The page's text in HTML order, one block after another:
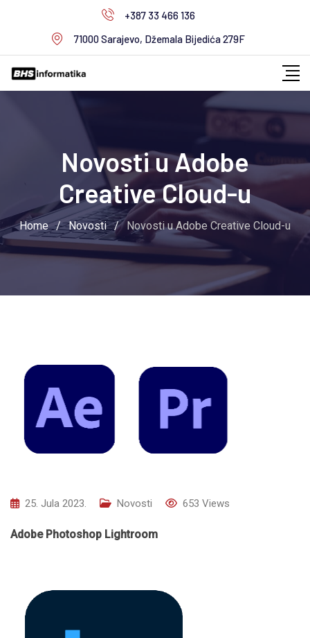
+387 33 466 136
71000 Sarajevo, Džemala Bijedića 279F
Novosti u Adobe
Creative Cloud-u
Home / Novosti / Novosti u Adobe Creative Cloud-u
25. Jula 2023. Novosti 653 Views
Adobe Photoshop Lightroom